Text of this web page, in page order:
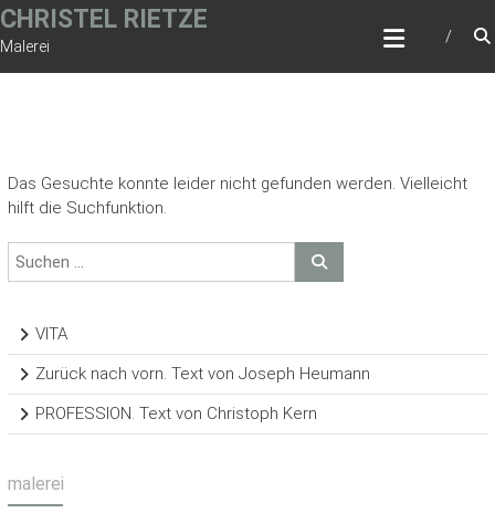
Zum
Inhalt
CHRISTEL RIETZE
Malerei
Das Gesuchte konnte leider nicht gefunden werden. Vielleicht
hilft die Suchfunktion.
VITA
Zurück nach vorn. Text von Joseph Heumann
PROFESSION. Text von Christoph Kern
malerei